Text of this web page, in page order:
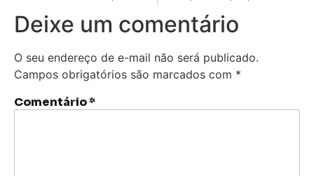
Deixe um comentário
O seu endereço de e-mail não será publicado.
Campos obrigatórios são marcados com *
Comentário*